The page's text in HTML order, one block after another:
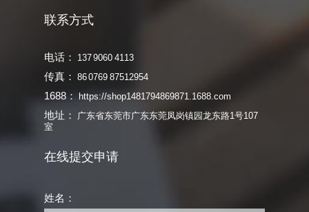
联系方式
电话： 137 9060 4113
传真： 86 0769 87512954
1688： https://shop1481794869871.1688.com
地址：
广东省东莞市广东东莞凤岗镇园龙东路1号107
室
在线提交申请
姓名：